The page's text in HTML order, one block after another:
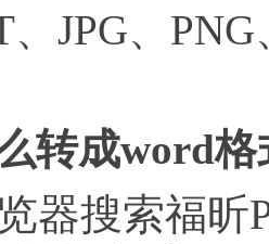
、JPG、
转成word格
搜索福昕